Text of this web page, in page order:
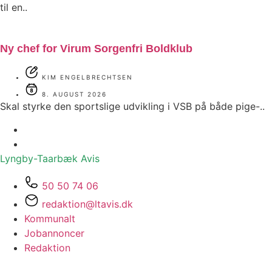
til en..
Ny chef for Virum Sorgenfri Boldklub
KIM ENGELBRECHTSEN
8. AUGUST 2026
Skal styrke den sportslige udvikling i VSB på både pige-..
Lyngby-Taarbæk Avis
50 50 74 06
redaktion@ltavis.dk
Kommunalt
Jobannoncer
Redaktion